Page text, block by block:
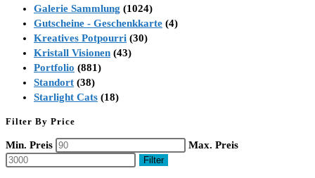
Galerie Sammlung (1024)
Gutscheine - Geschenkkarte (4)
Kreatives Potpourri (30)
Kristall Visionen (43)
Portfolio (881)
Standort (38)
Starlight Cats (18)
Filter By Price
Min. Preis Max. Preis
Filter